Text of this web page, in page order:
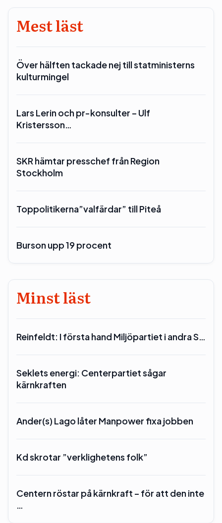
Mest läst
Över hälften tackade nej till statministerns
kulturmingel
Lars Lerin och pr-konsulter – Ulf
Kristersson…
SKR hämtar presschef från Region
Stockholm
Toppolitikerna”valfärdar” till Piteå
Burson upp 19 procent
Minst läst
Reinfeldt: I första hand Miljöpartiet i andra S…
Seklets energi: Centerpartiet sågar
kärnkraften
Ander(s) Lago låter Manpower fixa jobben
Kd skrotar ”verklighetens folk”
Centern röstar på kärnkraft – för att den inte
…